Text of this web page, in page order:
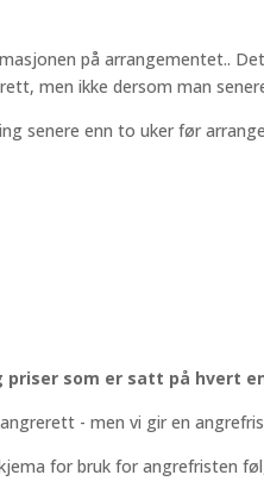
på arrangementet..
men ikke dersom man
senere enn to uker før
som er satt på hvert
- men vi gir en
for bruk for angrefristen